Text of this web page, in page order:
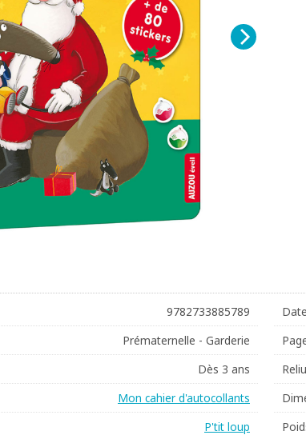
9782733885789
Prématernelle - Garderie
Dès 3 ans
Mon cahier d'autocollants
P'tit loup